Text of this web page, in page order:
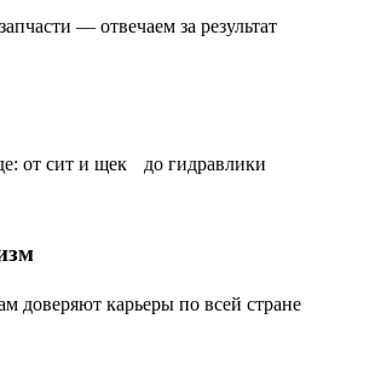
— отвечаем за результат
от сит и щек до гидравлики
доверяют карьеры по всей стране